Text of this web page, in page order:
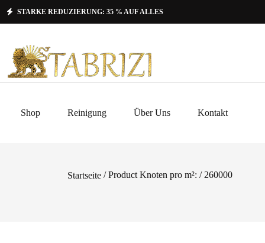
STARKE REDUZIERUNG: 35 % AUF ALLES
Shop Reinigung Über Uns Kontakt
Startseite / Product Knoten pro m²: / 260000